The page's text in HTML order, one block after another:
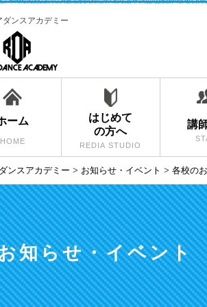
ダンスアカデミー
ーム
HOME
はじめて
の方へ
REDIA STUDIO
講
ンスアカデミー > お知らせ・イベント > 各校の
知らせ・イベント